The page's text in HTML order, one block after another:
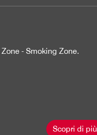
- Smoking Zone.
Scopri di più